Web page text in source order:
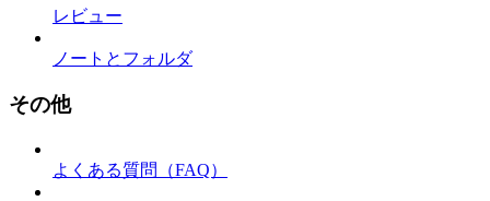
レビュー
ノートとフォルダ
その他
よくある質問（FAQ）